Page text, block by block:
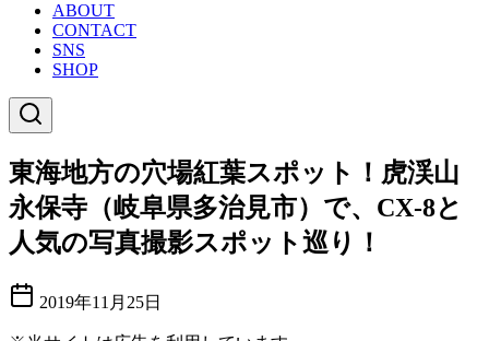
ABOUT
CONTACT
SNS
SHOP
東海地方の穴場紅葉スポット！虎渓山
永保寺（岐阜県多治見市）で、CX-8と
人気の写真撮影スポット巡り！
2019年11月25日